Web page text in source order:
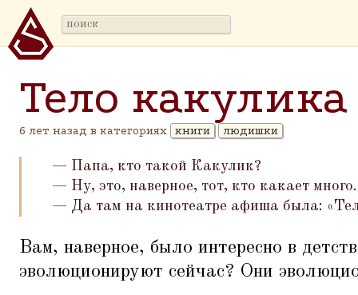
Тело какулика
6 лет назад в категориях книги людишки
— Папа, кто такой Какулик?
— Ну, это, наверное, тот, кто какает
— Да там на кинотеатре афиша была: «
Вам, наверное, было интересно в
эволюционируют сейчас? Они